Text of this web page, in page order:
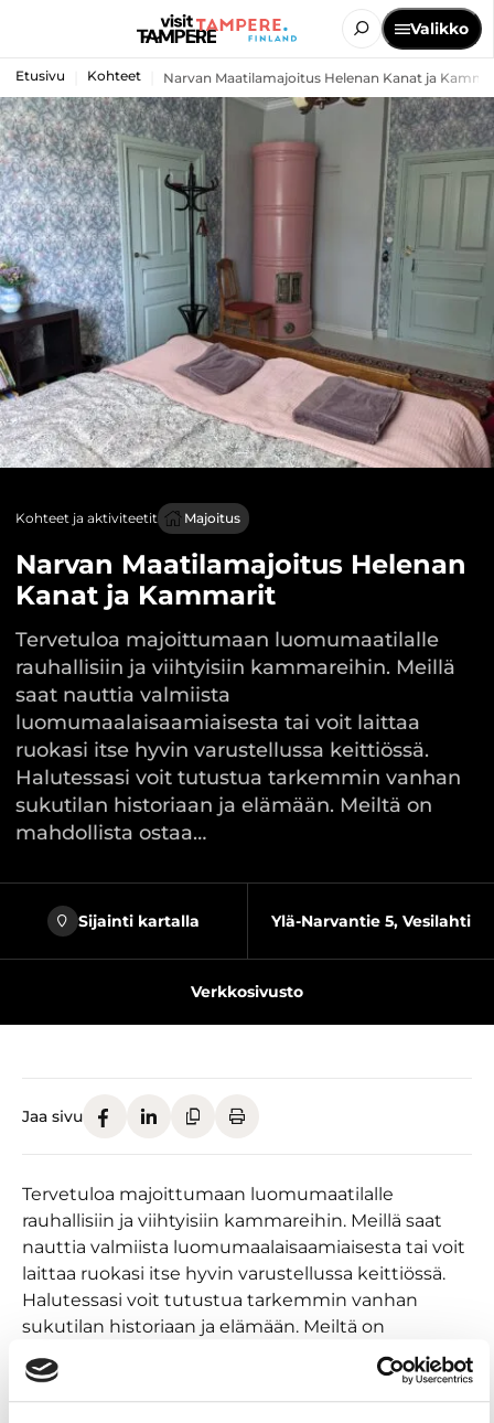
Valikko
Etusivu Kohteet Narvan Maatilamajoitus Helenan Kanat ja
Kohteet ja aktiviteetit Majoitus
Narvan Maatilamajoitus Helenan
Kanat ja Kammarit
Tervetuloa majoittumaan luomumaatilalle
rauhallisiin ja viihtyisiin kammareihin. Meillä
saat nauttia valmiista
luomumaalaisaamiaisesta tai voit laittaa
ruokasi itse hyvin varustellussa keittiössä.
Halutessasi voit tutustua tarkemmin vanhan
sukutilan historiaan ja elämään. Meiltä on
mahdollista ostaa…
Sijainti kartalla Ylä-Narvantie 5, Vesilahti
Verkkosivusto
Jaa sivu
Tervetuloa majoittumaan luomumaatilalle
rauhallisiin ja viihtyisiin kammareihin. Meillä saat
nauttia valmiista luomumaalaisaamiaisesta tai voit
laittaa ruokasi itse hyvin varustellussa keittiössä.
Halutessasi voit tutustua tarkemmin vanhan
sukutilan historiaan ja elämään. Meiltä on
mahdollista ostaa ohjelmallisia majoituspaketteja,
joissa pääset katsomaan mm. syli- ja
temppukanoja, lehmiä ja vasikoita sekä 1800-